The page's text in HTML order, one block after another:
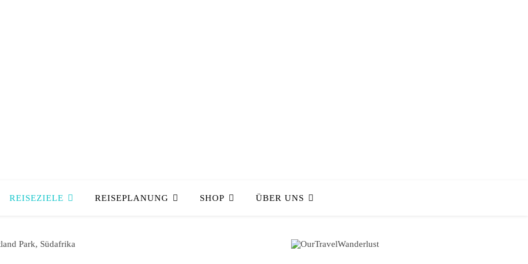
REISEZIELE REISEPLANUNG SHOP ÜBER UNS